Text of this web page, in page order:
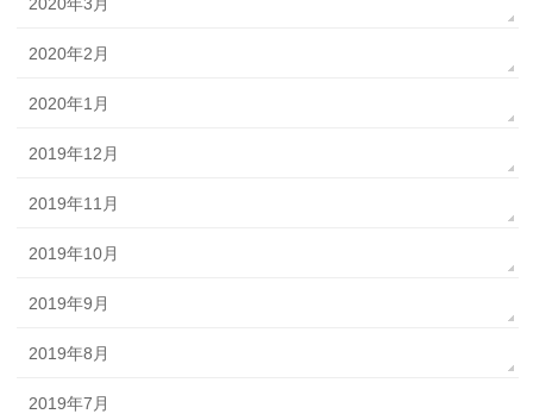
2020年2月
2020年1月
2019年12月
2019年11月
2019年10月
2019年9月
2019年8月
2019年7月